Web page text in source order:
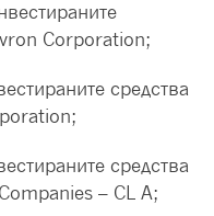
Corporation;
средства
средства
– CL A;